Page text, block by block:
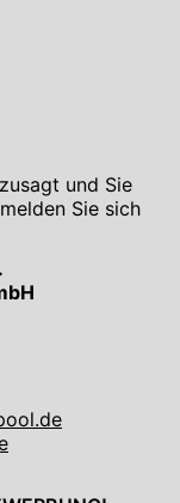
und Sie
Sie sich